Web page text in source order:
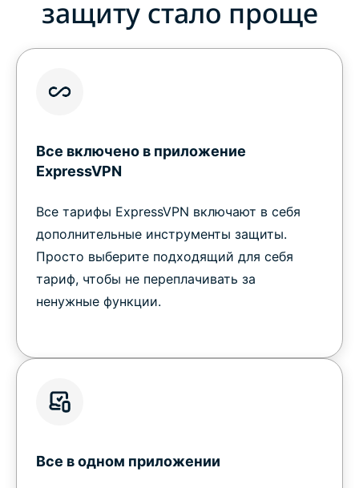
защиту стало проще
Все включено в приложение
ExpressVPN
Все тарифы ExpressVPN включают в себя
дополнительные инструменты защиты.
Просто выберите подходящий для себя
тариф, чтобы не переплачивать за
ненужные функции.
Все в одном приложении